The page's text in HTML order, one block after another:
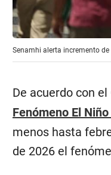
Senamhi alerta incremento
De acuerdo con
Fenómeno El Niño
menos hasta
de 2026 el